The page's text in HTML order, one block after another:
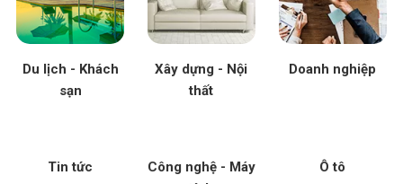
Du lịch - Khách
sạn
Xây dựng - Nội
thất
Doanh nghiệp
Tin tức
Công nghệ - Máy
Ô tô